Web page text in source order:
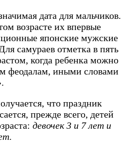
дата для мальчиков.
возрасте их впервые
японские мужские
самураев отметка в пять
когда ребенка можно
феодалам, иными словами
что праздник
прежде всего, детей
девочек 3 и 7 лет и
.